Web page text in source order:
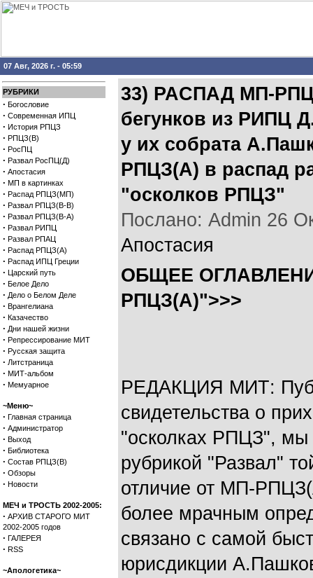
07 Авг, 2026 г. - 05:59
РУБРИКИ
· Богословие
· Современная ИПЦ
· История РПЦЗ
· РПЦЗ(В)
· РосПЦ
· Развал РосПЦ(Д)
· Апостасия
· МП в картинках
· Распад РПЦЗ(МП)
· Развал РПЦЗ(В-В)
· Развал РПЦЗ(В-А)
· Развал РИПЦ
· Развал РПАЦ
· Распад РПЦЗ(А)
· Распад ИПЦ Греции
· Царский путь
· Белое Дело
· Дело о Белом Деле
· Врангелиана
· Казачество
· Дни нашей жизни
· Репрессирование МИТ
· Русская защита
· Литстраница
· МИТ-альбом
· Мемуарное
~Меню~
· Главная страница
· Администратор
· Выход
· Библиотека
· Состав РПЦЗ(В)
· Обзоры
· Новости
МЕЧ и ТРОСТЬ 2002-2005:
· АРХИВ СТАРОГО МИТ
2002-2005 годов
· ГАЛЕРЕЯ
· RSS
~Апологетика~
33) РАCПАД МП-
бегунков из РИПЦ
у их собрата
РПЦЗ(А) в распад
"осколков РПЦЗ"
Послано: Admin 26
Апостасия
ОБЩЕЕ
РПЦЗ(А)">>>
РЕДАКЦИЯ МИТ:
свидетельства о
"осколках РПЦЗ", мы
рубрикой "Развал"
отличие от МП-
более мрачным
связано с самой
юрисдикции